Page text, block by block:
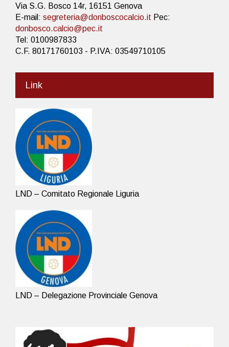
Via S.G. Bosco 14r, 16151 Genova
E-mail: segreteria@donboscocalcio.it Pec:
donbosco.calcio@pec.it
Tel: 0100987833
C.F. 80171760103 - P.IVA: 03549710105
Link
LND – Comitato Regionale Liguria
LND – Delegazione Provinciale Genova